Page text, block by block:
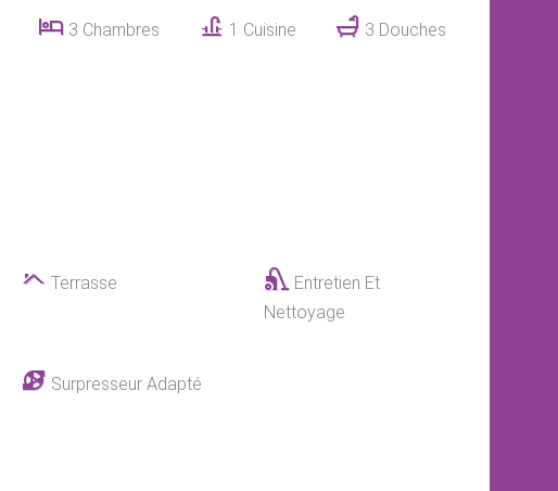
3 Chambres 1 Cuisine 3 Douches
Terrasse
Entretien Et
Nettoyage
Surpresseur Adapté